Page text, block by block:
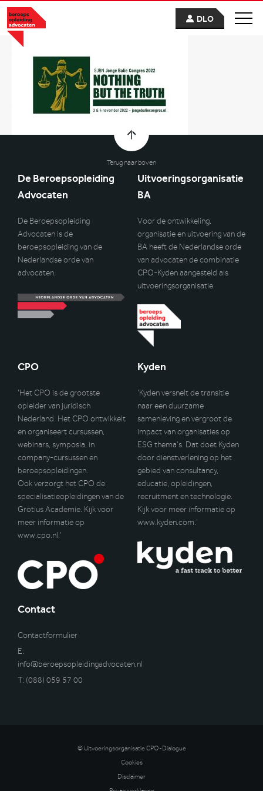
DLO
Terug naar boven
De Beroepsopleiding
Advocaten
De Beroepsopleiding
Advocaten is de
beroepsopleiding van de
Nederlandse orde van
advocaten.
Uitvoeringsorganisatie
BA
Voor de ontwikkeling,
organisatie en uitvoering van de
BA heeft de Nederlandse orde
van advocaten de combinatie
CPO-Kyden aangesteld als
uitvoeringsorganisatie.
CPO
‘Het CPO is de grootste
opleider van juridisch
Nederland. Het CPO ontwikkelt
en organiseert cursussen,
webinars, symposia, in
company-cursussen en
beroepsopleidingen.
Ook verzorgt het CPO de
specialisatieopleidingen van de
Grotius Academie. Kijk voor
meer informatie op
www.cpo.nl.’
Kyden
‘Kyden versnelt de transitie
naar een duurzame
samenleving en vergroot de
impact van organisaties op
ESG thema’s. Dat doet Kyden
door dienstverlening op het
gebied van consultancy,
educatie, opleidingen,
recruitment en technologie.
Kijk voor meer informatie op
www.kyden.com.’
Contact
Contactformulier
E:
info@beroepsopleidingadvocaten.nl
T: (088) 059 57 00
© Uitvoeringsorganisatie CPO-Dialogue
Cookies
Disclaimer